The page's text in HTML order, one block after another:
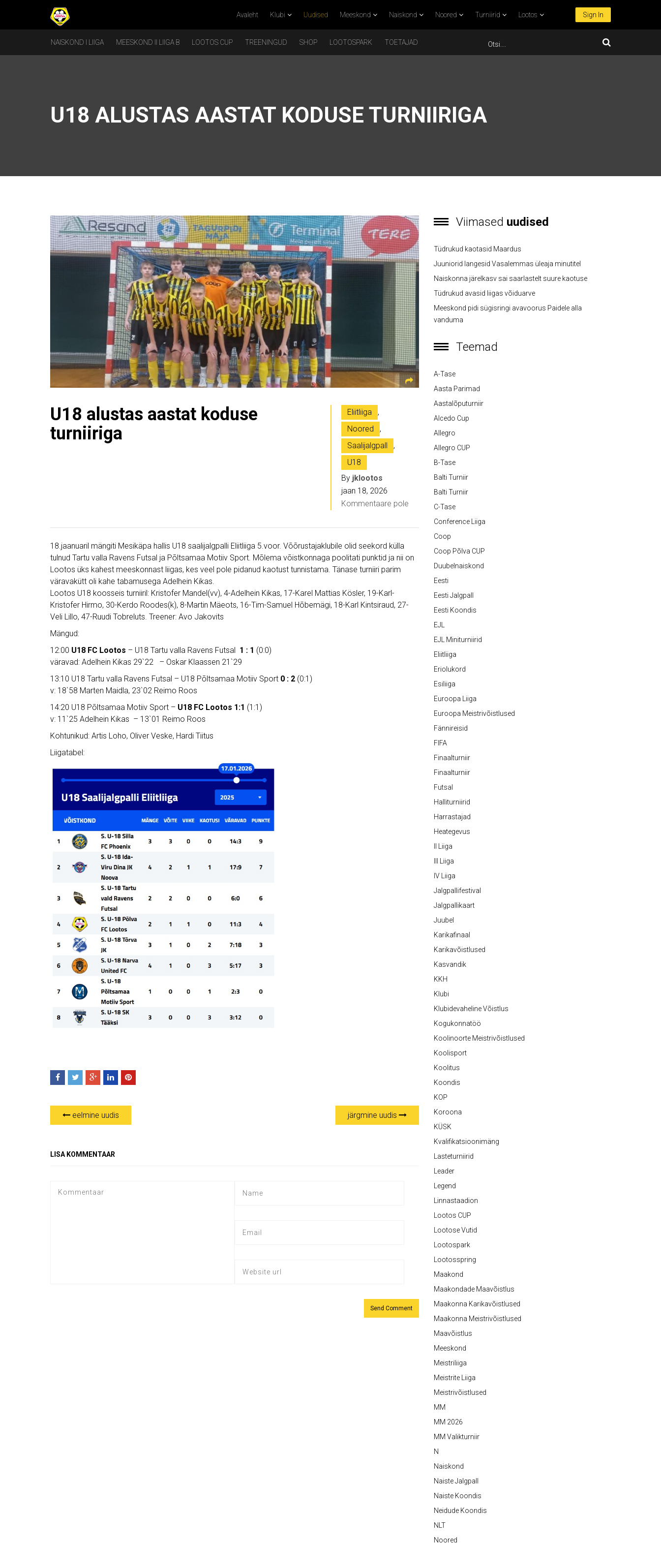
Avaleht Klubi Uudised Meeskond Naiskond Noored Turniirid Lootos Sign In
NAISKOND I LIIGA MEESKOND II LIIGA B LOOTOS CUP TREENINGUD SHOP LOOTOSPARK TOETAJAD
U18 ALUSTAS AASTAT KODUSE TURNIIRIGA
U18 alustas aastat koduse
turniiriga
Eliitliiga
,
Noored
,
Saalijalgpall
,
U18
By jklootos
jaan 18, 2026
Kommentaare pole
18.jaanuaril mängiti Mesikäpa hallis U18 saalijalgpalli Eliitliiga 5.voor. Võõrustajaklubile olid seekord külla
tulnud Tartu valla Ravens Futsal ja Põltsamaa Motiiv Sport. Mõlema võistkonnaga poolitati punktid ja nii on
Lootos üks kahest meeskonnast liigas, kes veel pole pidanud kaotust tunnistama. Tänase turniiri parim
väravakütt oli kahe tabamusega Adelhein Kikas.
Lootos U18 koosseis turniiril: Kristofer Mandel(vv), 4-Adelhein Kikas, 17-Karel Mattias Kösler, 19-Karl-
Kristofer Hirmo, 30-Kerdo Roodes(k), 8-Martin Mäeots, 16-Tim-Samuel Hõbemägi, 18-Karl Kintsiraud, 27-
Veli Lillo, 47-Ruudi Tobreluts. Treener: Avo Jakovits
Mängud:
12:00 U18 FC Lootos – U18 Tartu valla Ravens Futsal 1 : 1 (0:0)
väravad: Adelhein Kikas 29`22 – Oskar Klaassen 21`29
13:10 U18 Tartu valla Ravens Futsal – U18 Põltsamaa Motiiv Sport 0 : 2 (0:1)
v: 18`58 Marten Maidla, 23`02 Reimo Roos
14:20 U18 Põltsamaa Motiiv Sport – U18 FC Lootos 1:1 (1:1)
v: 11`25 Adelhein Kikas – 13`01 Reimo Roos
Kohtunikud: Artis Loho, Oliver Veske, Hardi Tiitus
Liigatabel:
eelmine uudis järgmine uudis
LISA KOMMENTAAR
Viimased uudised
Tüdrukud kaotasid Maardus
Juuniorid langesid Vasalemmas üleaja minutitel
Naiskonna järelkasv sai saarlastelt suure kaotuse
Tüdrukud avasid liigas võiduarve
Meeskond pidi sügisringi avavoorus Paidele alla
vanduma
Teemad
A-Tase
Aasta Parimad
Aastalõputurniir
Alcedo Cup
Allegro
Allegro CUP
B-Tase
Balti Turniir
Balti Turniir
C-Tase
Conference Liiga
Coop
Coop Põlva CUP
Duubelnaiskond
Eesti
Eesti Jalgpall
Eesti Koondis
EJL
EJL Miniturniirid
Eliitliiga
Eriolukord
Esiliiga
Euroopa Liiga
Euroopa Meistrivõistlused
Fännireisid
FIFA
Finaalturniir
Finaalturniir
Futsal
Halliturniirid
Harrastajad
Heategevus
II Liiga
III Liiga
IV Liiga
Jalgpallifestival
Jalgpallikaart
Juubel
Karikafinaal
Karikavõistlused
Kasvandik
KKH
Klubi
Klubidevaheline Võistlus
Kogukonnatöö
Koolinoorte Meistrivõistlused
Koolisport
Koolitus
Koondis
KOP
Koroona
KÜSK
Kvalifikatsioonimäng
Lasteturniirid
Leader
Legend
Linnastaadion
Lootos CUP
Lootose Vutid
Lootospark
Lootosspring
Maakond
Maakondade Maavõistlus
Maakonna Karikavõistlused
Maakonna Meistrivõistlused
Maavõistlus
Meeskond
Meistriliiga
Meistrite Liiga
Meistrivõistlused
MM
MM 2026
MM Valikturniir
N
Naiskond
Naiste Jalgpall
Naiste Koondis
Neidude Koondis
NLT
Noored